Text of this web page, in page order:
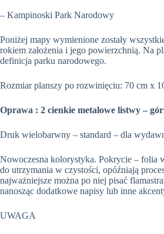
– Kampinoski Park Narodowy
Poniżej mapy wymienione zostały
rokiem założenia i jego powierzchnią. Na
definicja parku narodowego.
Rozmiar planszy po rozwinięciu: 70 cm x
Oprawa : 2 cienkie metalowe listwy –
Druk wielobarwny – standard – dla
Nowoczesna kolorystyka. Pokrycie – folia
do utrzymania w czystości, opóźniają
najważniejsze można po niej pisać
nanosząc dodatkowe napisy lub inne
UWAGA